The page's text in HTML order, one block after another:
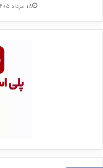
۱۸ مرداد ۱۴۰۵